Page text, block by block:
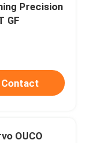
Precision
GF
Contact
OUCO